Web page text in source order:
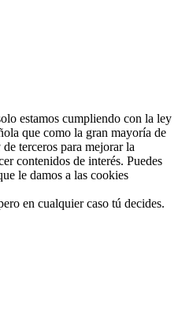
estamos cumpliendo con la ley
que como la gran mayoría de
terceros para mejorar la
contenidos de interés. Puedes
le damos a las cookies
en cualquier caso tú decides.